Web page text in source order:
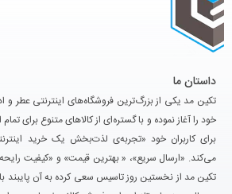
داستان ما
خود را آغاز نموده و با گستره‌ای از کالاهای متنوع برای
برای کاربران خود «تجربه‌ی لذت‌بخش یک خرید
می‌کند. «ارسال سریع»، « بهترین قیمت» و «کیفیت
تکین مد از نخستین روز تاسیس سعی کرده به آن پایبند